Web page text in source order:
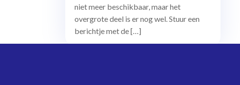
niet meer beschikbaar, maar het
overgrote deel is er nog wel. Stuur een
berichtje met de […]